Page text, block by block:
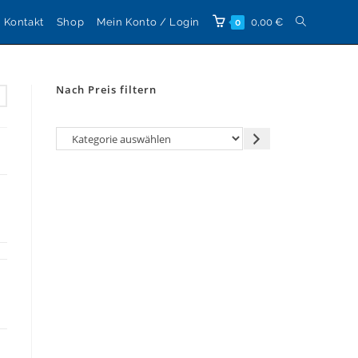
Kontakt Shop Mein Konto / Login 0 0,00 € Website-
Nach Preis filtern
Kategorie